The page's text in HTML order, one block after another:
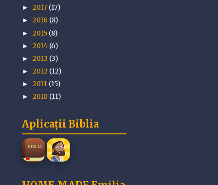
► 2017 (17)
► 2016 (8)
► 2015 (8)
► 2014 (6)
► 2013 (3)
► 2012 (12)
► 2011 (15)
► 2010 (11)
Aplicații Biblia